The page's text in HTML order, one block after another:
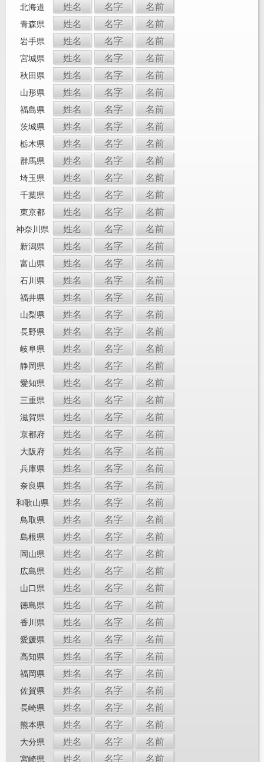
北海道 姓名 名字 名前
青森県 姓名 名字 名前
岩手県 姓名 名字 名前
宮城県 姓名 名字 名前
秋田県 姓名 名字 名前
山形県 姓名 名字 名前
福島県 姓名 名字 名前
茨城県 姓名 名字 名前
栃木県 姓名 名字 名前
群馬県 姓名 名字 名前
埼玉県 姓名 名字 名前
千葉県 姓名 名字 名前
東京都 姓名 名字 名前
神奈川県 姓名 名字 名前
新潟県 姓名 名字 名前
富山県 姓名 名字 名前
石川県 姓名 名字 名前
福井県 姓名 名字 名前
山梨県 姓名 名字 名前
長野県 姓名 名字 名前
岐阜県 姓名 名字 名前
静岡県 姓名 名字 名前
愛知県 姓名 名字 名前
三重県 姓名 名字 名前
滋賀県 姓名 名字 名前
京都府 姓名 名字 名前
大阪府 姓名 名字 名前
兵庫県 姓名 名字 名前
奈良県 姓名 名字 名前
和歌山県 姓名 名字 名前
鳥取県 姓名 名字 名前
島根県 姓名 名字 名前
岡山県 姓名 名字 名前
広島県 姓名 名字 名前
山口県 姓名 名字 名前
徳島県 姓名 名字 名前
香川県 姓名 名字 名前
愛媛県 姓名 名字 名前
高知県 姓名 名字 名前
福岡県 姓名 名字 名前
佐賀県 姓名 名字 名前
長崎県 姓名 名字 名前
熊本県 姓名 名字 名前
大分県 姓名 名字 名前
宮崎県 姓名 名字 名前